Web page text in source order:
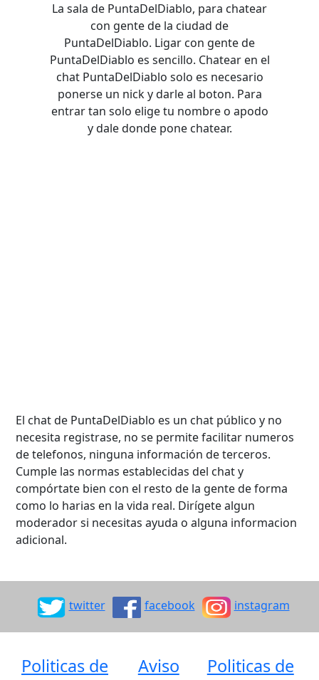
La sala de PuntaDelDiablo, para chatear
con gente de la ciudad de
PuntaDelDiablo. Ligar con gente de
PuntaDelDiablo es sencillo. Chatear en el
chat PuntaDelDiablo solo es necesario
ponerse un nick y darle al boton. Para
entrar tan solo elige tu nombre o apodo
y dale donde pone chatear.
El chat de PuntaDelDiablo es un chat público y no
necesita registrase, no se permite facilitar numeros
de telefonos, ninguna información de terceros.
Cumple las normas establecidas del chat y
compórtate bien con el resto de la gente de forma
como lo harias en la vida real. Dirígete algun
moderador si necesitas ayuda o alguna informacion
adicional.
twitter facebook instagram
Politicas de
Aviso
Politicas de